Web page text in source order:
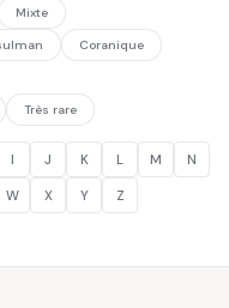
Mixte
Coranique
Très rare
I J K L M N
W X Y Z